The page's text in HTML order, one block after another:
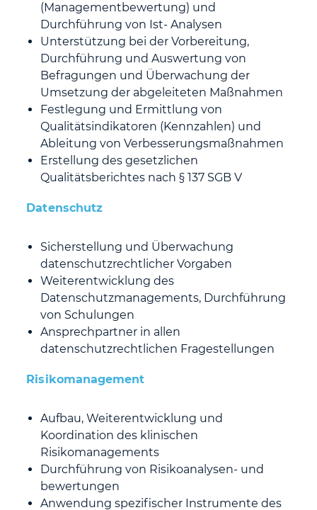
(Managementbewertung) und
Durchführung von Ist- Analysen
Unterstützung bei der Vorbereitung,
Durchführung und Auswertung von
Befragungen und Überwachung der
Umsetzung der abgeleiteten Maßnahmen
Festlegung und Ermittlung von
Qualitätsindikatoren (Kennzahlen) und
Ableitung von Verbesserungsmaßnahmen
Erstellung des gesetzlichen
Qualitätsberichtes nach § 137 SGB V
Datenschutz
Sicherstellung und Überwachung
datenschutzrechtlicher Vorgaben
Weiterentwicklung des
Datenschutzmanagements, Durchführung
von Schulungen
Ansprechpartner in allen
datenschutzrechtlichen Fragestellungen
Risikomanagement
Aufbau, Weiterentwicklung und
Koordination des klinischen
Risikomanagements
Durchführung von Risikoanalysen- und
bewertungen
Anwendung spezifischer Instrumente des